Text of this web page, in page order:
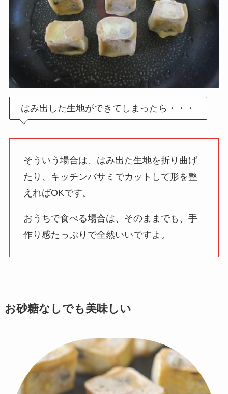
はみ出した生地ができてしまったら・・・
そういう場合は、はみ出た生地を折り曲げ
たり、キッチンバサミでカットして形を整
えればOKです。
おうちで食べる場合は、そのままでも、手
作り感たっぷりで全然いいですよ。
お砂糖なしでも美味しい